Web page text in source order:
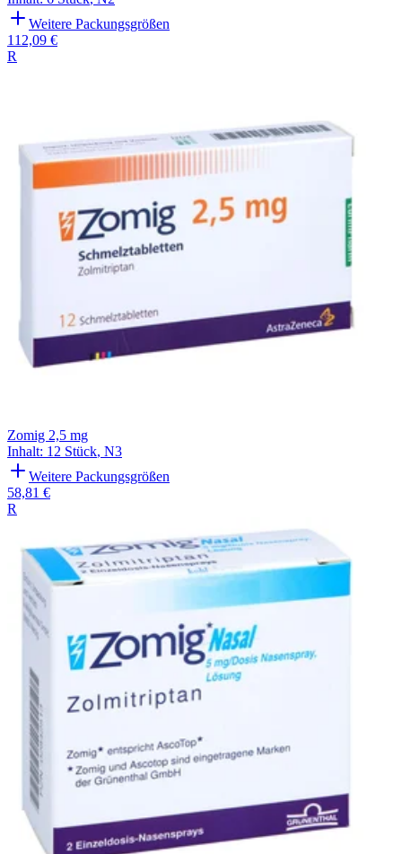
Weitere Packungsgrößen
112,09 €
R
Zomig 2,5 mg
Inhalt: 12 Stück, N3
Weitere Packungsgrößen
58,81 €
R